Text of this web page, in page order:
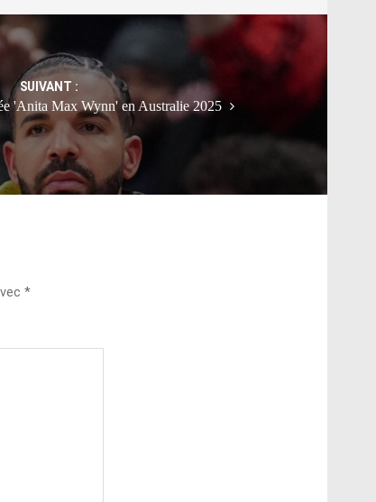
SUIVANT :
'Anita Max Wynn' en Australie 2025
*